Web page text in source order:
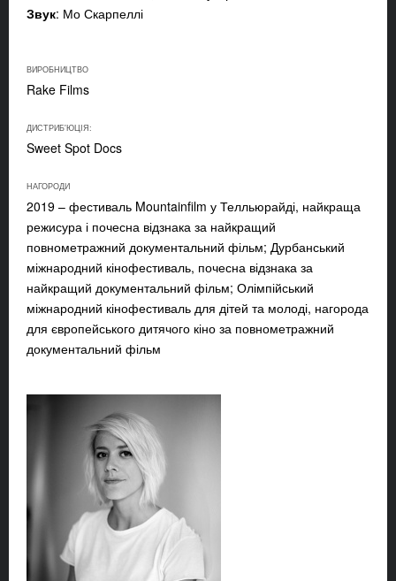
Звук: Мо Скарпеллі
ВИРОБНИЦТВО
Rake Films
ДИСТРИБ'ЮЦІЯ:
Sweet Spot Docs
НАГОРОДИ
2019 – фестиваль Mountainfilm у Телльюрайді, найкраща
режисура і почесна відзнака за найкращий
повнометражний документальний фільм; Дурбанський
міжнародний кінофестиваль, почесна відзнака за
найкращий документальний фільм; Олімпійський
міжнародний кінофестиваль для дітей та молоді, нагорода
для європейського дитячого кіно за повнометражний
документальний фільм